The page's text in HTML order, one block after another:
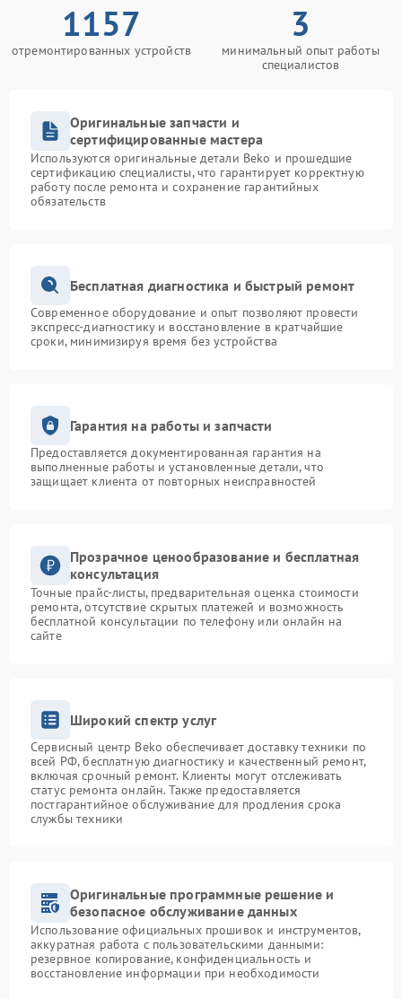
1157
отремонтированных устройств
3
минимальный опыт работы
специалистов
Оригинальные запчасти и
сертифицированные мастера
Используются оригинальные детали Beko и прошедшие
сертификацию специалисты, что гарантирует корректную
работу после ремонта и сохранение гарантийных
обязательств
Бесплатная диагностика и быстрый ремонт
Современное оборудование и опыт позволяют провести
экспресс-диагностику и восстановление в кратчайшие
сроки, минимизируя время без устройства
Гарантия на работы и запчасти
Предоставляется документированная гарантия на
выполненные работы и установленные детали, что
защищает клиента от повторных неисправностей
Прозрачное ценообразование и бесплатная
консультация
Точные прайс-листы, предварительная оценка стоимости
ремонта, отсутствие скрытых платежей и возможность
бесплатной консультации по телефону или онлайн на
сайте
Широкий спектр услуг
Сервисный центр Beko обеспечивает доставку техники по
всей РФ, бесплатную диагностику и качественный ремонт,
включая срочный ремонт. Клиенты могут отслеживать
статус ремонта онлайн. Также предоставляется
постгарантийное обслуживание для продления срока
службы техники
Оригинальные программные решение и
безопасное обслуживание данных
Использование официальных прошивок и инструментов,
аккуратная работа с пользовательскими данными:
резервное копирование, конфиденциальность и
восстановление информации при необходимости